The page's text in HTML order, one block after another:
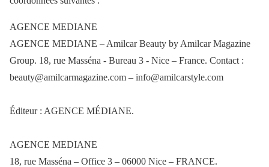
AGENCE MEDIANE
AGENCE MEDIANE – Amilcar Beauty by Amilcar Magazine
Group. 18, rue Masséna - Bureau 3 - Nice – France. Contact :
beauty@amilcarmagazine.com – info@amilcarstyle.com
Éditeur : AGENCE MÉDIANE.
AGENCE MEDIANE
18, rue Masséna – Office 3 – 06000 Nice – FRANCE.